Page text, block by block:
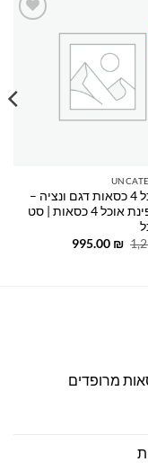
פינת אוכל 4 כסאות דגם ונציה –
מבצע | פינת אוכל 4 כסאות | סט
המחיר
995.00 ₪
המחיר